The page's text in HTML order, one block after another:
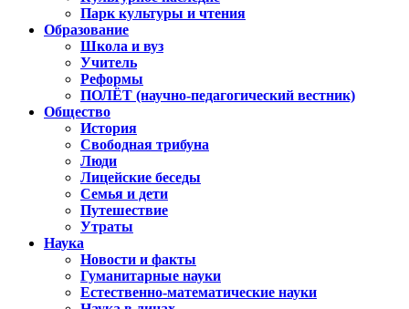
Парк культуры и чтения
Образование
Школа и вуз
Учитель
Реформы
ПОЛЁТ (научно-педагогический вестник)
Общество
История
Свободная трибуна
Люди
Лицейские беседы
Семья и дети
Путешествие
Утраты
Наука
Новости и факты
Гуманитарные науки
Естественно-математические науки